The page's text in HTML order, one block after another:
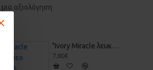
αξιολόγηση
"Ivory Miracle λευκό" Στέρεο Σαμπουάν & Αφρόλουτρο 70gr - Vis Olivae
7,80€